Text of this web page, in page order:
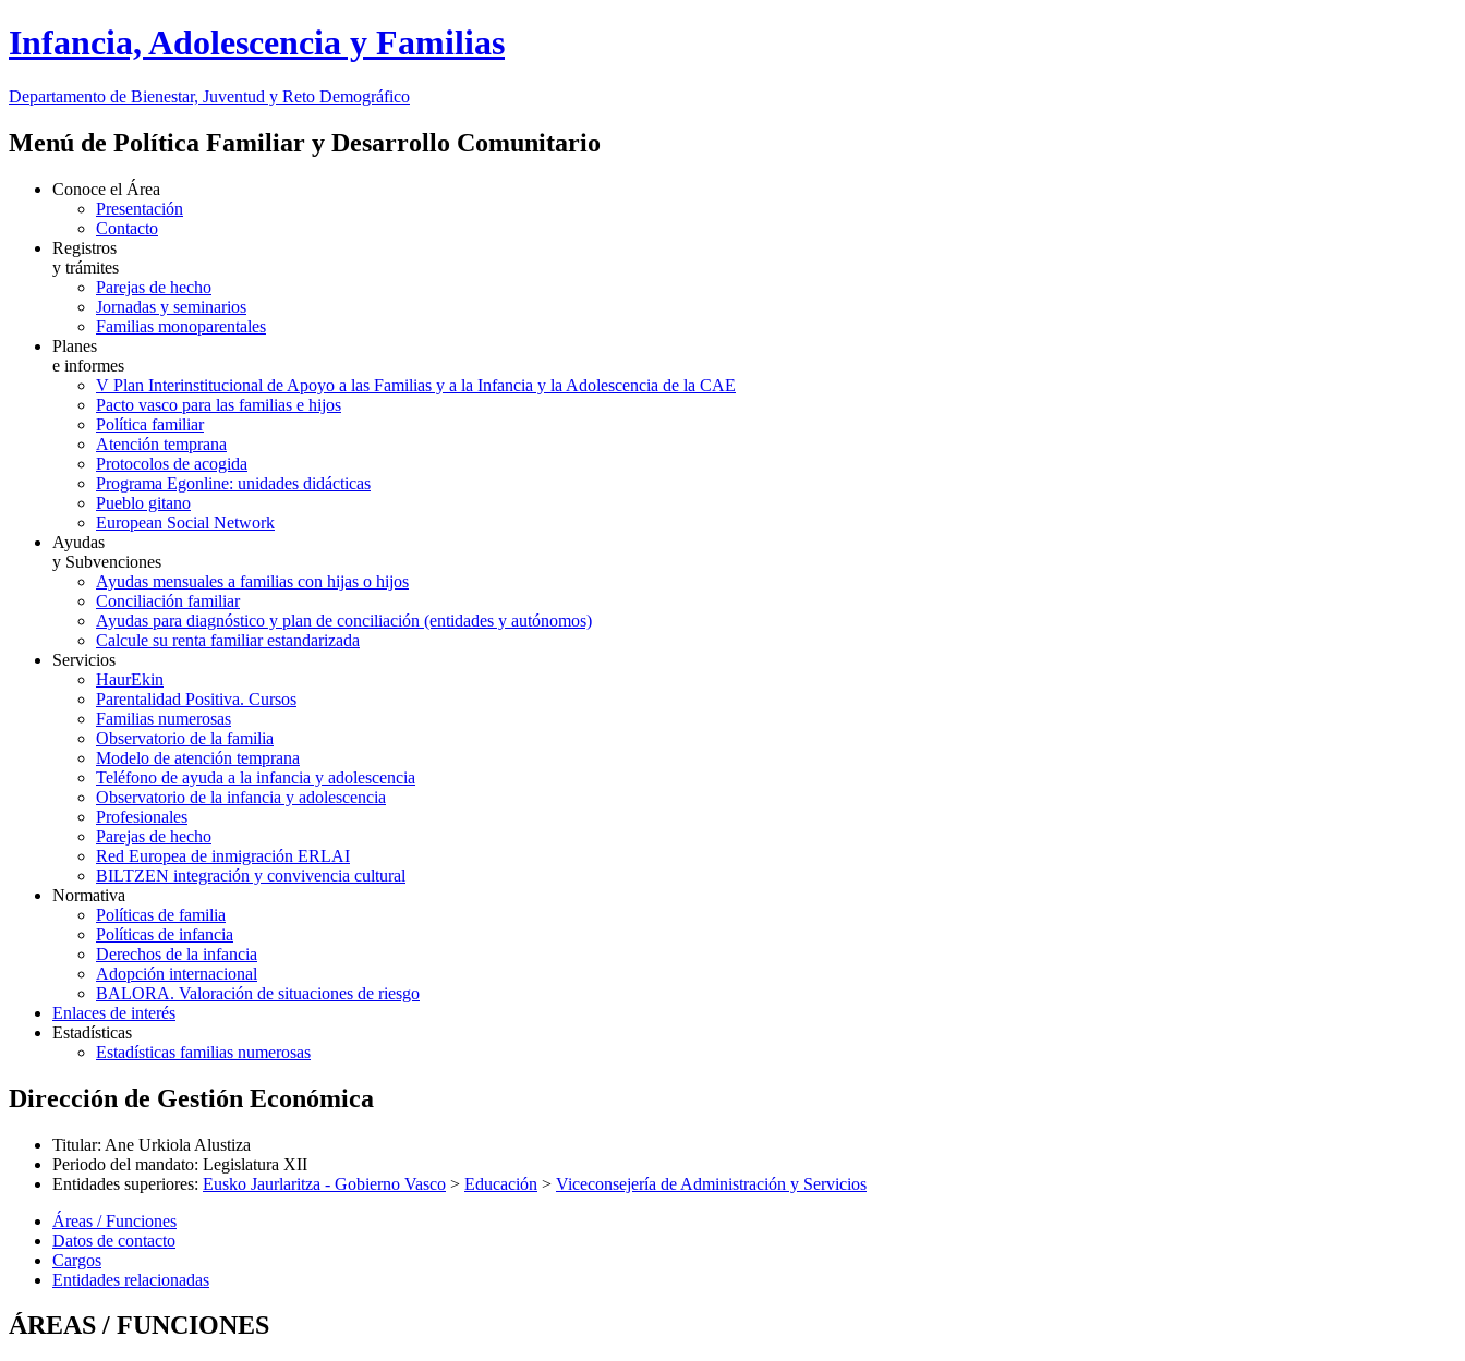
Infancia, Adolescencia y Familias
Departamento de Bienestar, Juventud y Reto Demográfico
Menú de Política Familiar y Desarrollo Comunitario
Conoce el Área
Presentación
Contacto
Registros
y trámites
Parejas de hecho
Jornadas y seminarios
Familias monoparentales
Planes
e informes
V Plan Interinstitucional de Apoyo a las Familias y a la Infancia y la Adolescencia de la CAE
Pacto vasco para las familias e hijos
Política familiar
Atención temprana
Protocolos de acogida
Programa Egonline: unidades didácticas
Pueblo gitano
European Social Network
Ayudas
y Subvenciones
Ayudas mensuales a familias con hijas o hijos
Conciliación familiar
Ayudas para diagnóstico y plan de conciliación (entidades y autónomos)
Calcule su renta familiar estandarizada
Servicios
HaurEkin
Parentalidad Positiva. Cursos
Familias numerosas
Observatorio de la familia
Modelo de atención temprana
Teléfono de ayuda a la infancia y adolescencia
Observatorio de la infancia y adolescencia
Profesionales
Parejas de hecho
Red Europea de inmigración ERLAI
BILTZEN integración y convivencia cultural
Normativa
Políticas de familia
Políticas de infancia
Derechos de la infancia
Adopción internacional
BALORA. Valoración de situaciones de riesgo
Enlaces de interés
Estadísticas
Estadísticas familias numerosas
Dirección de Gestión Económica
Titular: Ane Urkiola Alustiza
Periodo del mandato: Legislatura XII
Entidades superiores: Eusko Jaurlaritza - Gobierno Vasco > Educación > Viceconsejería de Administración y Servicios
Áreas / Funciones
Datos de contacto
Cargos
Entidades relacionadas
ÁREAS / FUNCIONES